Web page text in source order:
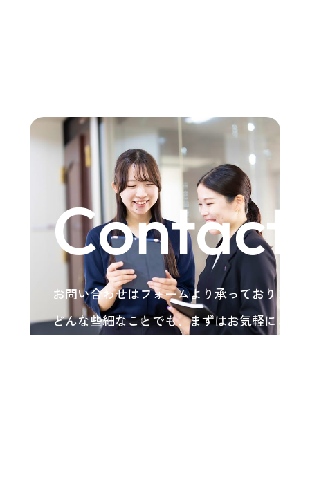
Contact
お問い合わせはフォームより承っております
どんな些細なことでも、まずはお気軽にご相